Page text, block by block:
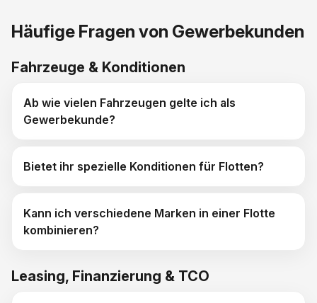
Häufige Fragen von Gewerbekunden
Fahrzeuge & Konditionen
Ab wie vielen Fahrzeugen gelte ich als
Gewerbekunde?
Bietet ihr spezielle Konditionen für Flotten?
Kann ich verschiedene Marken in einer Flotte
kombinieren?
Leasing, Finanzierung & TCO